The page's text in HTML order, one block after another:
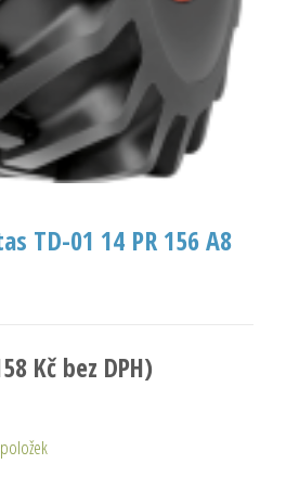
TD-01 14 PR 156 A8
Kč bez DPH)